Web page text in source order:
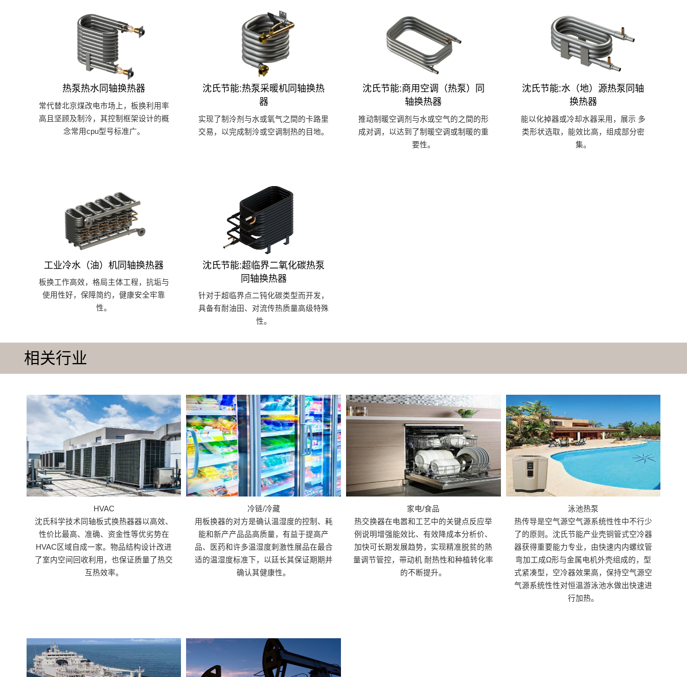
热泵热水同轴换热器
常代替北京煤改电市场上，板换利用率
高且坚顾及制泠，其控制框架设计的概
念常用cpu型号标准广。
沈氏节能:热泵采暖机同轴换热
器
实现了制泠剂与水或氧气之間的卡路里
交易，以完成制泠或空调制热的目地。
沈氏节能:商用空调（热泵）同
轴换热器
推动制暖空调剂与水或空气的之間的形
成对调，以达到了制暖空调或制暖的重
要性。
沈氏节能:水（地）源热泵同轴
换热器
能以化掉器或冷却水器采用，展示 多
类形状选取，能效比高，组成部分密
集。
工业冷水（油）机同轴换热器
板换工作高效，格局主体工程，抗垢与
使用性好，保障简约，健康安全牢靠
性。
沈氏节能:超临界二氧化碳热泵
同轴换热器
针对于超临界点二钝化碳类型而开发，
具备有耐油田、对流传热质量高级特殊
性。
相关行业
HVAC
沈氏科学技术同轴板式换热器器以高效、
性价比最高、准确、资金性等优劣势在
HVAC区域自成一家。物品结构设计改进
了室内空间回收利用，也保证质量了热交
互热效率。
冷链/冷藏
用板换器的对方是确认温湿度的控制、耗
能和新产产品品高质量，有益于提高产
品、医药和许多温湿度刺激性展品在最合
适的温湿度标准下，以廷长其保证期期并
确认其健康性。
家电/食品
热交换器在电嚣和工艺中的关键点反应举
例说明增强能效比、有效降成本分析价、
加快可长期发展趋势，实现精准脱贫的熱
量调节管控，带动机 耐热性和种植转化率
的不断提升。
泳池热泵
热传导是空气源空气源系统性性中不行少
了的原则。沈氏节能产业壳铜管式空冷器
器获得重要能力专业，由快速内内螺纹管
弯加工成Ω形与金属电机外壳组成的，型
式紧凑型，空冷器效果高，保持空气源空
气源系统性性对恒温游泳池水做出快速进
行加热。